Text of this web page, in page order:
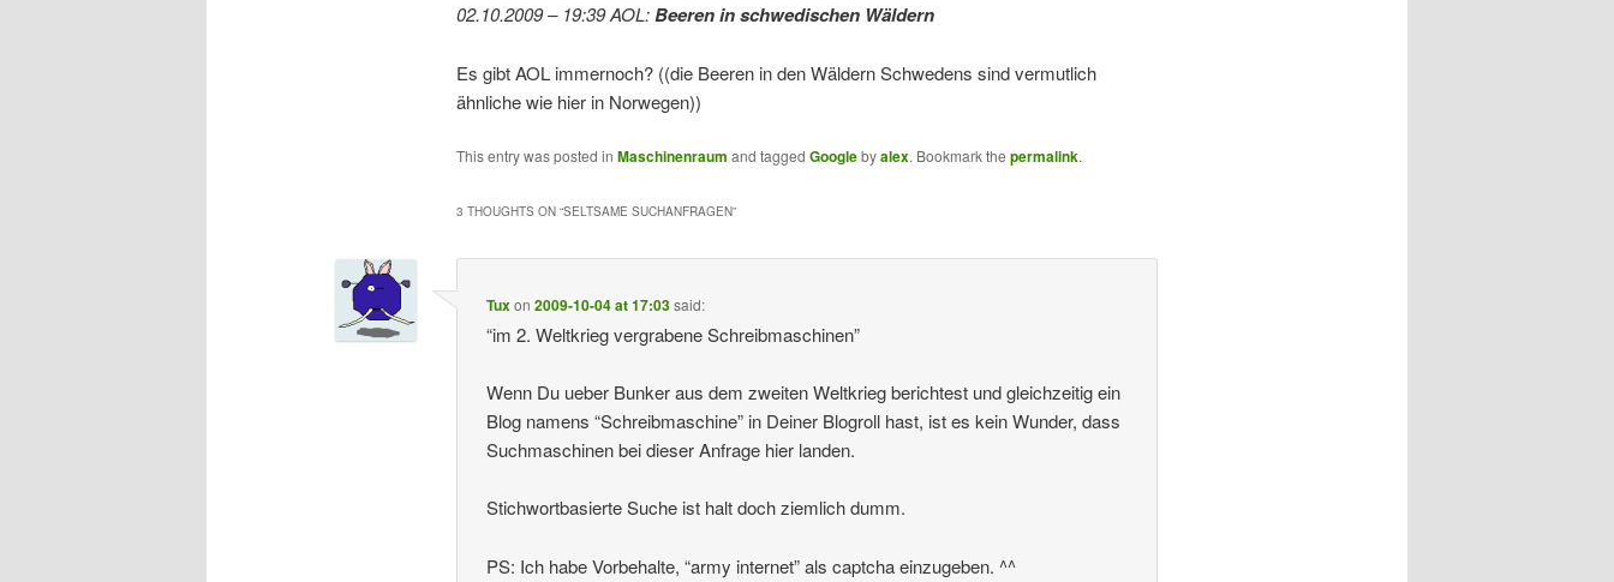
02.10.2009 – 19:39 AOL:Beeren in schwedischen Wäldern
Es gibt AOL immernoch? ((die Beeren in den Wäldern Schwedens sind vermutlich
ähnliche wie hier in Norwegen))
This entry was posted in Maschinenraum and tagged Googlebyalex. Bookmark the permalink.
3 THOUGHTS ON “SELTSAME SUCHANFRAGEN”
Tuxon2009-10-04 at 17:03said:
“im 2. Weltkrieg vergrabene Schreibmaschinen”
Wenn Du ueber Bunker aus dem zweiten Weltkrieg berichtest und gleichzeitig ein
Blog namens “Schreibmaschine” in Deiner Blogroll hast, ist es kein Wunder, dass
Suchmaschinen bei dieser Anfrage hier landen.
Stichwortbasierte Suche ist halt doch ziemlich dumm.
PS: Ich habe Vorbehalte, “army internet” als captcha einzugeben. ^^